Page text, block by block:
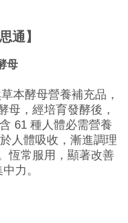
通】
母
本酵母營養補充品，
母，經培育發酵後，
61 種人體必需營養
人體吸收，漸進調理
恆常服用，顯著改善
力。